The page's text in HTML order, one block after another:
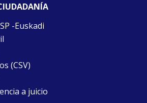
-Euskadi
(CSV)
a juicio